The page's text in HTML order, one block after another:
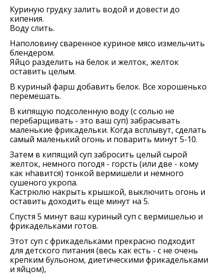
Куриную грудку залить водой и довести до
кипения.
Воду слить.
Наполовину сваренное куриное мясо измельчить
блендером.
Яйцо разделить на белок и желток, желток
оставить целым.
В куриный фарш добавить белок. Все хорошенько
перемешать.
В кипящую подсоленную воду (с солью не
перебарщивать - это ваш суп) забрасывать
маленькие фрикадельки. Когда всплывут, сделать
самый маленький огонь и поварить минут 5-10.
Затем в кипящий суп забросить целый сырой
желток, немного погодя - горсть (или две - кому
как нhавится) тонкой вермишели и немного
сушеного укропа.
Кастрюлю накрыть крышкой, выключить огонь и
оставить доходить еще минут на 5.
Спустя 5 минут ваш куриный суп с вермишелью и
фрикадельками готов.
Этот суп с фрикадельками прекрасно подходит
для детского питания (весь как есть - с не очень
крепким бульоном, диетическими фрикадельками
и яйцом),